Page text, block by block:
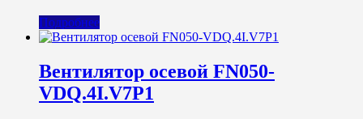
Подробнее
Вентилятор осевой FN050-
VDQ.4I.V7P1